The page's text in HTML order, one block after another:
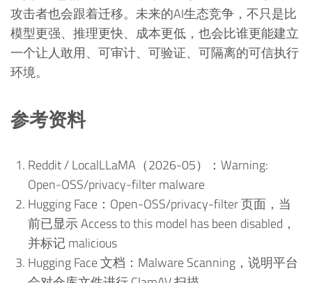
攻击者也会跟着迁移。未来的AI生态竞争，不只是比
模型更强、推理更快、成本更低，也会比谁更能建立
一个让人敢用、可审计、可验证、可隔离的可信执行
环境。
参考资料
Reddit / LocalLLaMA（2026-05）：Warning:
Open-OSS/privacy-filter malware
Hugging Face：Open-OSS/privacy-filter 页面，当
前已显示 Access to this model has been disabled，
并标记 malicious
Hugging Face 文档：Malware Scanning，说明平台